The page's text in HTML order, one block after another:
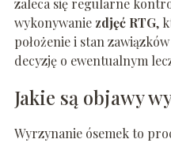
zaleca się regularne
wykonywanie zdjęć RTG,
położenie i stan
decyzję o ewentualnym
Jakie są objawy
Wyrzynanie ósemek to